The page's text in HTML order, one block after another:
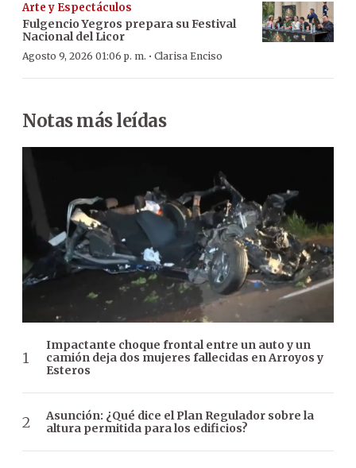
Arte y Espectáculos
Fulgencio Yegros prepara su Festival
Nacional del Licor
Agosto 9, 2026 01:06 p. m. · Clarisa Enciso
Notas más leídas
Impactante choque frontal entre un auto y un
camión deja dos mujeres fallecidas en Arroyos y
Esteros
Asunción: ¿Qué dice el Plan Regulador sobre la
altura permitida para los edificios?